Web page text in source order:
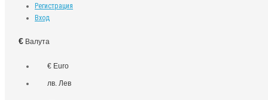
Регистрация
Вход
€ Валута
€ Euro
лв. Лев